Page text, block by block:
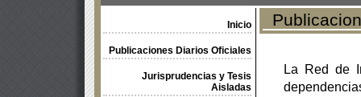
Inicio
Publicaciones Diarios Oficiales
Jurisprudencias y Tesis
Aisladas
La Red de